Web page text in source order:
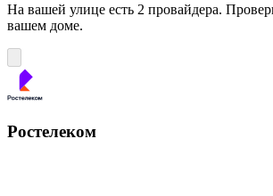
На вашей улице есть 2 провайдера.
вашем доме.
Ростелеком